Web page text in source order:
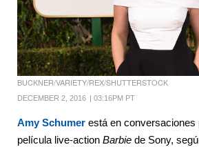
BUCKNER/VARIETY/REX/SHUTTERSTOCK
DECEMBER 2, 2016 03:16PM PT
Amy Schumer está en conversaciones
película live-action Barbie de Sony,